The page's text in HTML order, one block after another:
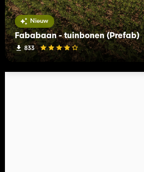
Nieuw
Fababaan - tuinbonen (Prefab)
833